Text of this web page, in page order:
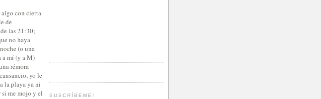
algo con cierta
de
las 21:30;
no haya
(o una
a mí (y a M)
rémora
yo le
la playa ya ni
me mojo y el
SUSCRÍBEME!